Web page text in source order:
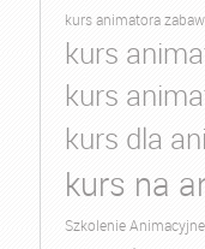
kurs animatora
kurs
kurs
kurs dla
kurs na
Szkolenie Animacyjne